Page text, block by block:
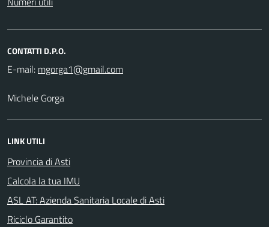
CONTATTI D.P.O.
E-mail:
Michele Gorga
LINK UTILI
Provincia di Asti
Calcola la tua IMU
ASL AT: Azienda Sanitaria Locale di Asti
Riciclo Garantito